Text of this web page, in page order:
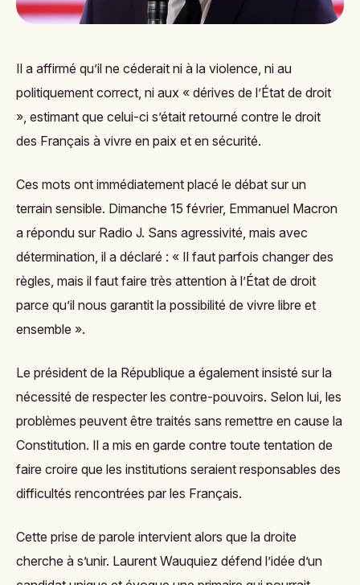
Il a affirmé qu’il ne céderait ni à la violence, ni au
politiquement correct, ni aux « dérives de l’État de droit
», estimant que celui-ci s’était retourné contre le droit
des Français à vivre en paix et en sécurité.
Ces mots ont immédiatement placé le débat sur un
terrain sensible. Dimanche 15 février, Emmanuel Macron
a répondu sur Radio J. Sans agressivité, mais avec
détermination, il a déclaré : « Il faut parfois changer des
règles, mais il faut faire très attention à l’État de droit
parce qu’il nous garantit la possibilité de vivre libre et
ensemble ».
Le président de la République a également insisté sur la
nécessité de respecter les contre-pouvoirs. Selon lui, les
problèmes peuvent être traités sans remettre en cause la
Constitution. Il a mis en garde contre toute tentation de
faire croire que les institutions seraient responsables des
difficultés rencontrées par les Français.
Cette prise de parole intervient alors que la droite
cherche à s’unir. Laurent Wauquiez défend l’idée d’un